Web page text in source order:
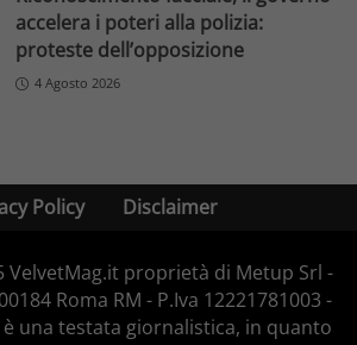
accelera i poteri alla polizia:
proteste dell’opposizione
4 Agosto 2026
Policy Disclaimer
VelvetMag.it proprietà di Metup Srl -
Roma RM - P.Iva 12221781003 -
una testata giornalistica, in quanto